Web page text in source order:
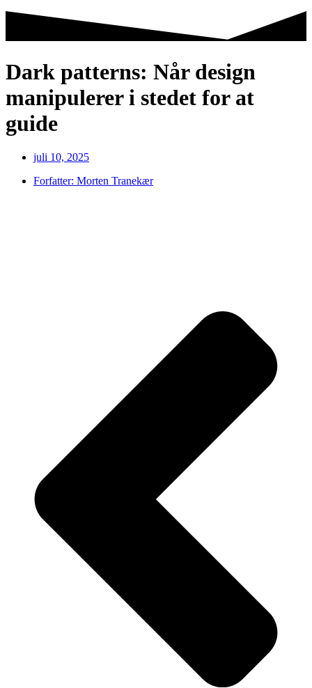
Dark patterns: Når design
manipulerer i stedet for at
guide
juli 10, 2025
Forfatter: Morten Tranekær